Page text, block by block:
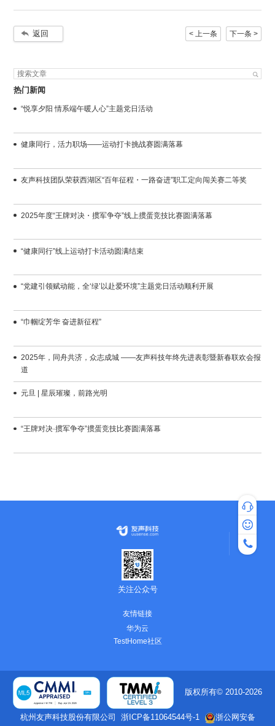
热门新闻
“悦享夕阳 情系端午暖人心”主题党日活动
健康同行，活力职场——运动打卡挑战赛圆满落幕
友声科技团队荣获西湖区“百年征程・一路奋进”职工定向闯关赛二等奖
2025年度“王牌对决・掼军争夺”线上掼蛋竞技比赛圆满落幕
“健康同行”线上运动打卡活动圆满结束
“党建引领赋动能，全‘绿’以赴爱环境”主题党日活动顺利开展
“巾帼绽芳华 奋进新征程”
道
元旦 | 星辰璀璨，前路光明
“王牌对决·掼军争夺”掼蛋竞技比赛圆满落幕
返回 < 上一条 下一条 >
关注公众号
友情链接
华为云
TestHome社区
杭州友声科技股份有限公司 浙ICP备11064544号-1
专家咨询
热线咨
服务时间